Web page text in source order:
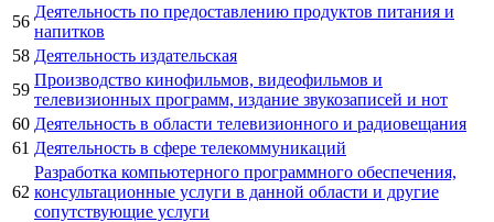
56
Деятельность по предоставлению продуктов питания и
напитков
58 Деятельность издательская
59
Производство кинофильмов, видеофильмов и
телевизионных программ, издание звукозаписей и нот
60 Деятельность в области телевизионного и радиовещания
61 Деятельность в сфере телекоммуникаций
62
Разработка компьютерного программного обеспечения,
консультационные услуги в данной области и другие
сопутствующие услуги